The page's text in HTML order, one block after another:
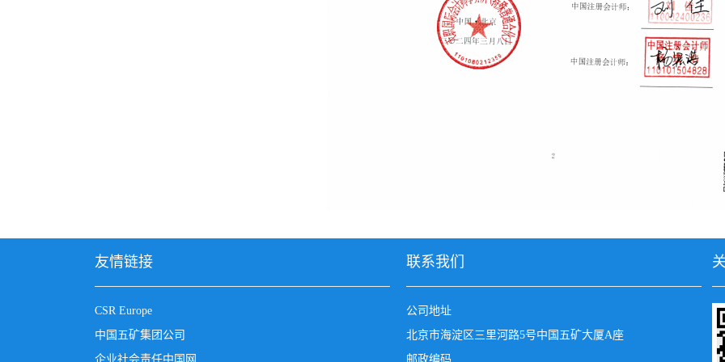
友情链接
CSR Europe
中国五矿集团公司
企业社会责任中国网
联系我们
公司地址
北京市海淀区三里河路5号中国五矿大厦A座
邮政编码